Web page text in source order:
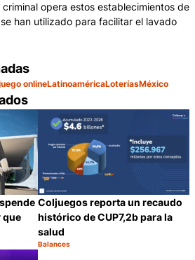
opera estos establecimientos de
han utilizado para facilitar el lavado
onlineLatinoaméricaLoteríasMéxico
que
Coljuegos reporta un recaudo
histórico de CUP7,2b para la
salud
Categoría:
Balances